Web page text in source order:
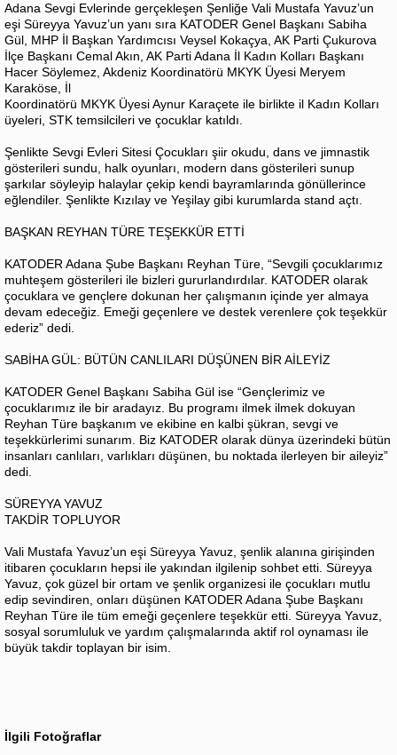
Adana Sevgi Evlerinde gerçekleşen Şenliğe Vali Mustafa Yavuz’un
eşi Süreyya Yavuz’un yanı sıra KATODER Genel Başkanı Sabiha
Gül, MHP İl Başkan Yardımcısı Veysel Kokaçya, AK Parti Çukurova
İlçe Başkanı Cemal Akın, AK Parti Adana İl Kadın Kolları Başkanı
Hacer Söylemez, Akdeniz Koordinatörü MKYK Üyesi Meryem
Karaköse, İl
Koordinatörü MKYK Üyesi Aynur Karaçete ile birlikte il Kadın Kolları
üyeleri, STK temsilcileri ve çocuklar katıldı.
Şenlikte Sevgi Evleri Sitesi Çocukları şiir okudu, dans ve jimnastik
gösterileri sundu, halk oyunları, modern dans gösterileri sunup
şarkılar söyleyip halaylar çekip kendi bayramlarında gönüllerince
eğlendiler. Şenlikte Kızılay ve Yeşilay gibi kurumlarda stand açtı.
BAŞKAN REYHAN TÜRE TEŞEKKÜR ETTİ
KATODER Adana Şube Başkanı Reyhan Türe, “Sevgili çocuklarımız
muhteşem gösterileri ile bizleri gururlandırdılar. KATODER olarak
çocuklara ve gençlere dokunan her çalışmanın içinde yer almaya
devam edeceğiz. Emeği geçenlere ve destek verenlere çok teşekkür
ederiz” dedi.
SABİHA GÜL: BÜTÜN CANLILARI DÜŞÜNEN BİR AİLEYİZ
KATODER Genel Başkanı Sabiha Gül ise “Gençlerimiz ve
çocuklarımız ile bir aradayız. Bu programı ilmek ilmek dokuyan
Reyhan Türe başkanım ve ekibine en kalbi şükran, sevgi ve
teşekkürlerimi sunarım. Biz KATODER olarak dünya üzerindeki bütün
insanları canlıları, varlıkları düşünen, bu noktada ilerleyen bir aileyiz”
dedi.
SÜREYYA YAVUZ
TAKDİR TOPLUYOR
Vali Mustafa Yavuz’un eşi Süreyya Yavuz, şenlik alanına girişinden
itibaren çocukların hepsi ile yakından ilgilenip sohbet etti. Süreyya
Yavuz, çok güzel bir ortam ve şenlik organizesi ile çocukları mutlu
edip sevindiren, onları düşünen KATODER Adana Şube Başkanı
Reyhan Türe ile tüm emeği geçenlere teşekkür etti. Süreyya Yavuz,
sosyal sorumluluk ve yardım çalışmalarında aktif rol oynaması ile
büyük takdir toplayan bir isim.
İlgili Fotoğraflar